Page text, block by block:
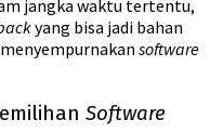
jangka waktu tertentu,
yang bisa jadi bahan
software
Software